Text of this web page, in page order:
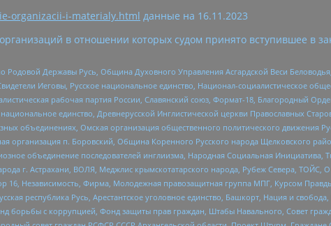
organizacii-i-materialy.html данные на 16.11.2023
в отношении которых судом принято вступившее в
Родовой Державы Русь, Община Духовного Управления Асгардской Веси
Иеговы, Русское национальное единство, Национал-социалистическое
рабочая партия России, Славянский союз, Формат-18, Благородный
единство, Древнерусской Инглистической церкви Православных
объединениях, Омская организация общественного политического движения
организация п. Боровский, Община Коренного Русского народа Щелковского
объединение последователей инглиизма, Народная Социальная Инициатива,
г. Астрахани, ВОЛЯ, Меджлис крымскотатарского народа, Рубеж Севера, ТОЙС, О
16, Независимость, Фирма, Молодежная правозащитная группа МПГ, Курсом
республика Русь, Арестантское уголовное единство, Башкорт, Нация и
с коррупцией, Фонд защиты прав граждан, Штабы Навального, Совет